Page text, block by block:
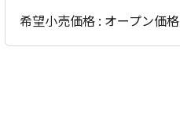
希望小売価格 : オープン価格